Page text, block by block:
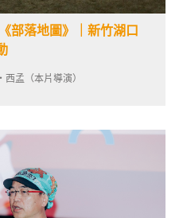
部落地圖》｜新竹湖口
孟（本片導演）